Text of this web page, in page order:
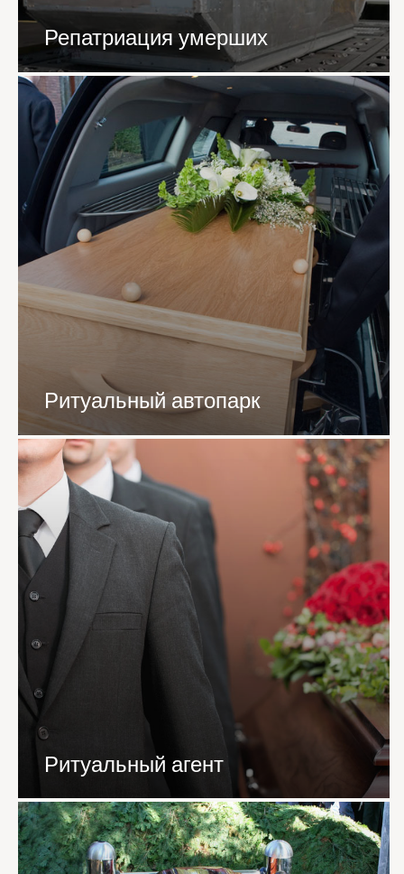
Репатриация умерших
Ритуальный автопарк
Ритуальный агент